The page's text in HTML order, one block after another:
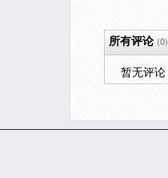
所有评论(0)
暂无评论